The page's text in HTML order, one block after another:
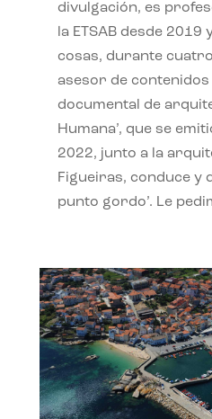
divulgación, es
la ETSAB desde
cosas, durante
asesor de contenidos
documental de
Humana’, que se
2022, junto a la
Figueiras, conduce y
punto gordo’. Le